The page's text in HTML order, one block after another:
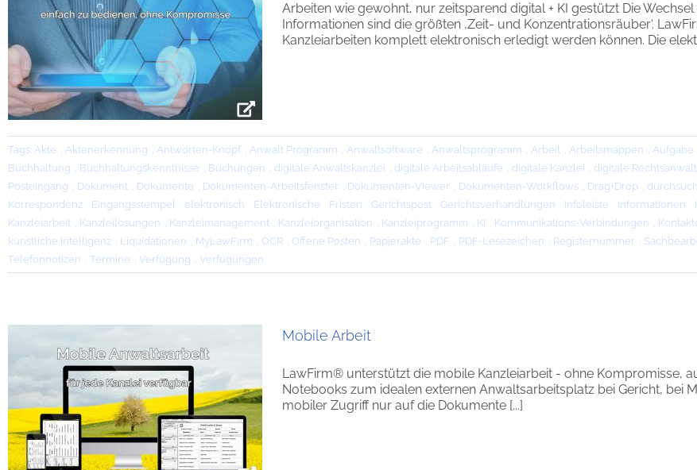
Arbeiten wie gewohnt, nur zeitsparend digital + KI gestützt Die
Informationen sind die größten ‚Zeit- und Konzentrationsräuber‘.
Kanzleiarbeiten komplett elektronisch erledigt werden können. Die
Tags: Akte , Aktenerkennung , Antworten-Knopf , Anwalt Programm , Anwaltsoftware , Anwaltsprogramm , Arbeit , Arbeitsmappen , Aufgabe
Buchhaltung , Buchhaltungskenntnisse , Buchungen , digitale Anwaltskanzlei , digitale Arbeitsabläufe , digitale Kanzlei , digitale
Posteingang , Dokument , Dokumente , Dokumenten-Arbeitsfenster , Dokumenten-Viewer , Dokumenten-Workflows , Drag+Drop ,
Korrespondenz , Eingangsstempel , elektronisch , Elektronische , Fristen , Gerichtspost , Gerichtsverhandlungen , Infoleiste , Informationen ,
Kanzleiarbeit , Kanzleilösungen , Kanzleimanagement , Kanzleiorganisation , Kanzleiprogramm , KI , Kommunikations-Verbindungen ,
künstliche Intelligenz , Liquidationen , MyLawFirm , OCR , Offene Posten , Papierakte , PDF , PDF-Lesezeichen , Registernummer ,
Telefonnotizen , Termine , Verfügung , Verfügungen
Mobile Arbeit
LawFirm® unterstützt die mobile Kanzleiarbeit - ohne Kompromisse,
Notebooks zum idealen externen Anwaltsarbeitsplatz bei Gericht, bei
mobiler Zugriff nur auf die Dokumente [...]